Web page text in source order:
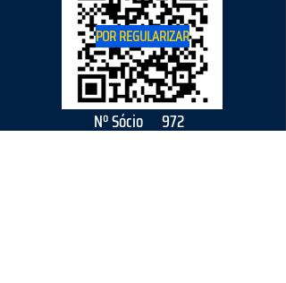
972
Nº Sócio
POR REGULARIZAR